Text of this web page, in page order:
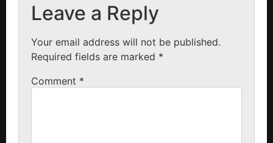
Leave a Reply
Your email address will not be published.
Required fields are marked *
Comment *